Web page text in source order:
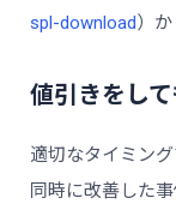
spl-download）か
値引きをし
適切なタイミン
同時に改善した事